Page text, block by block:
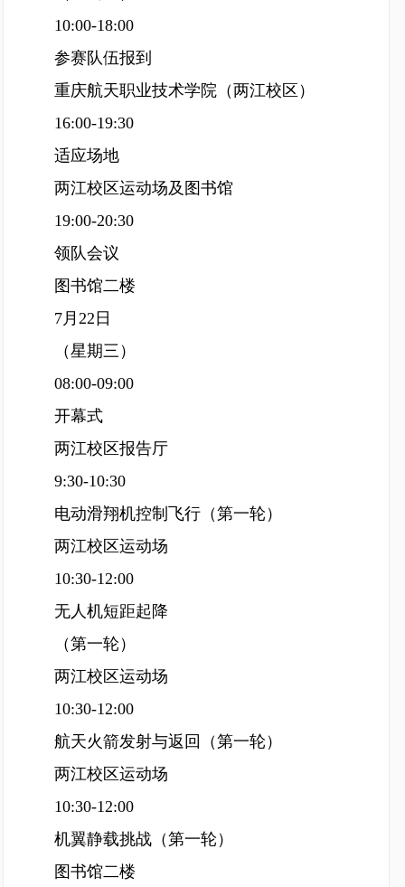
10:00-18:00
参赛队伍报到
重庆航天职业技术学院（两江校区）
16:00-19:30
适应场地
两江校区运动场及图书馆
19:00-20:30
领队会议
图书馆二楼
7月22日
（星期三）
08:00-09:00
开幕式
两江校区报告厅
9:30-10:30
电动滑翔机控制飞行（第一轮）
两江校区运动场
10:30-12:00
无人机短距起降
（第一轮）
两江校区运动场
10:30-12:00
航天火箭发射与返回（第一轮）
两江校区运动场
10:30-12:00
机翼静载挑战（第一轮）
图书馆二楼